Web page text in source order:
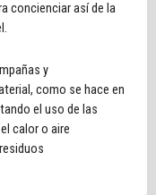
concienciar así de la
y
como se hace en
el uso de las
calor o aire